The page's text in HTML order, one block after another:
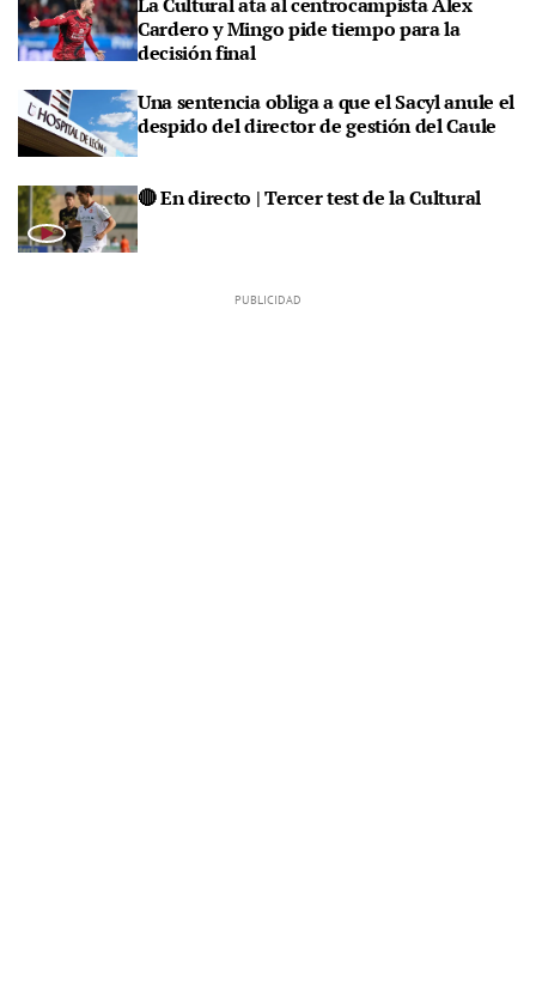
La Cultural ata al centrocampista Álex
Cardero y Mingo pide tiempo para la
decisión final
Una sentencia obliga a que el Sacyl anule el
despido del director de gestión del Caule
🔴 En directo | Tercer test de la Cultural